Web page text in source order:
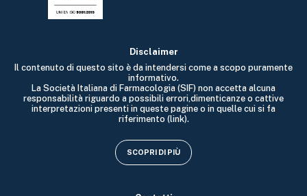
Disclaimer
Il contenuto di questo sito è da intendersi come a scopo puramente
informativo.
La Società Italiana di Farmacologia (SIF) non accetta alcuna
responsabilità riguardo a possibili errori,dimenticanze o cattive
interpretazioni presenti in queste pagine o in quelle cui si fa
riferimento (link).
SCOPRI DI PIÙ